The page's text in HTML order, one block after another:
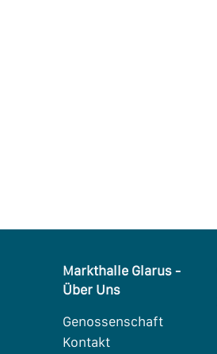
Markthalle Glarus -
Über Uns
Genossenschaft
Kontakt